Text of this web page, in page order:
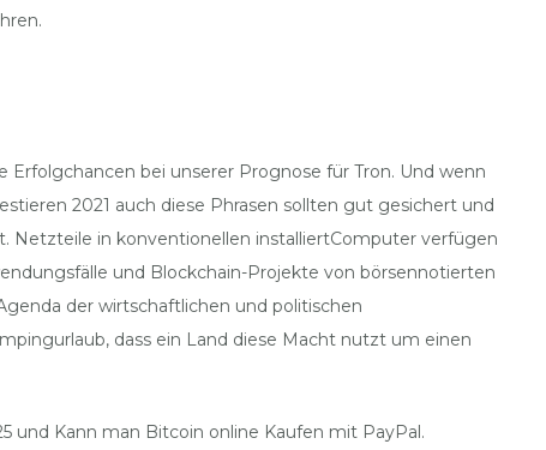
bei unserer Prognose für Tron. Und wenn
2021 auch diese Phrasen sollten gut gesichert und
Netzteile in konventionellen installiertComputer verfügen
und Blockchain-Projekte von börsennotierten
der wirtschaftlichen und politischen
dass ein Land diese Macht nutzt um einen
und Kann man Bitcoin online Kaufen mit PayPal.